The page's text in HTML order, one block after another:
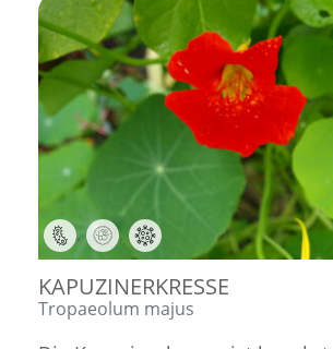
, ,
KAPUZINERKRESSE
Tropaeolum majus